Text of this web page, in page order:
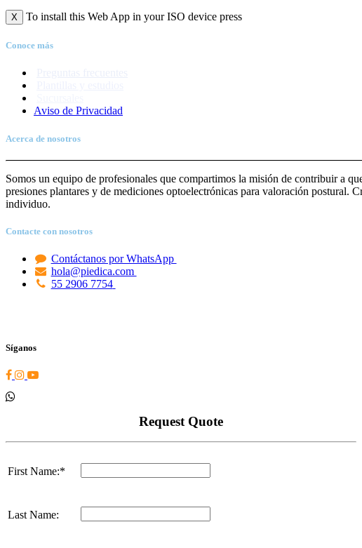
X To install this Web App in your ISO device press
Conoce más
Aviso de Privacidad
Acerca de nosotros
Somos un equipo de profesionales que compartimos la misión de contribuir a
presiones plantares y de mediciones optoelectrónicas para valoración postural.
individuo.
Contacte con nosotros
Contáctanos por WhatsApp
hola@piedica.com
55 2906 7754
Síganos
Request Quote
First Name:*
Last Name: